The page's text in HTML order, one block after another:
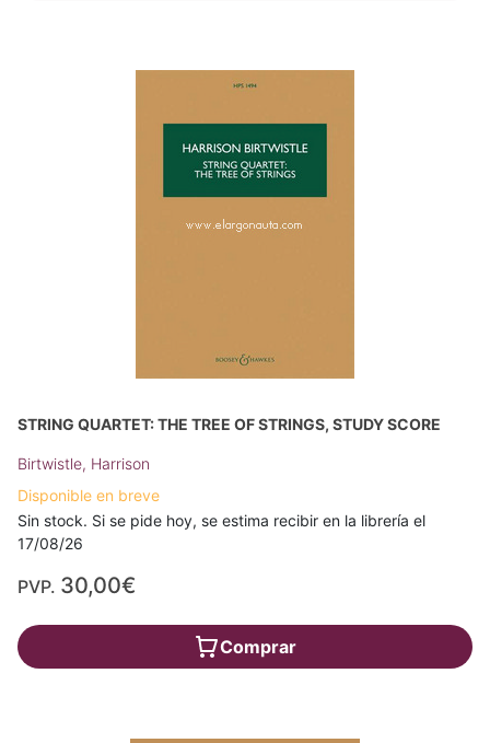
STRING QUARTET: THE TREE OF STRINGS, STUDY SCORE
Birtwistle, Harrison
Disponible en breve
Sin stock. Si se pide hoy, se estima recibir en la librería el
17/08/26
PVP. 30,00€
Comprar